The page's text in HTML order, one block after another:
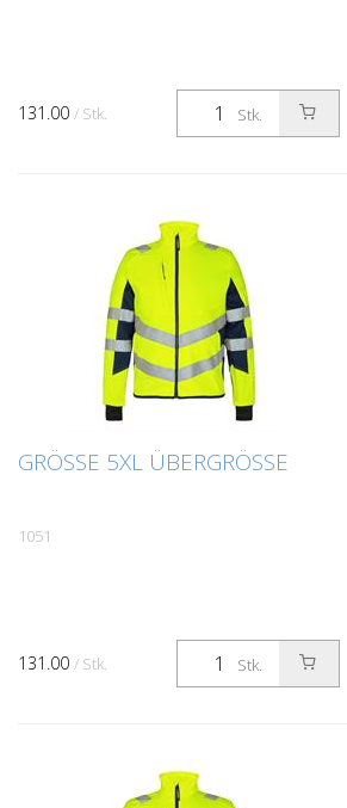
Stk.
131.00 / Stk.
GRÖSSE 5XL ÜBERGRÖSSE
1051
Stk.
131.00 / Stk.